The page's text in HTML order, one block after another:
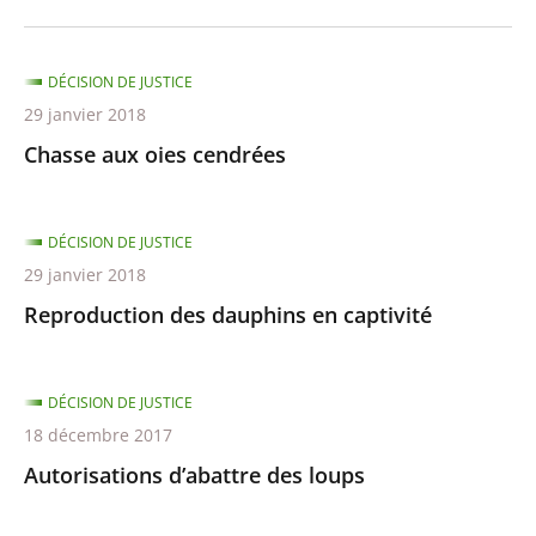
après
avant
Chasse aux oies cendrées
DÉCISION DE JUSTICE
29 janvier 2018
Reproduction des dauphins en captivité
DÉCISION DE JUSTICE
29 janvier 2018
Autorisations d’abattre des loups
DÉCISION DE JUSTICE
18 décembre 2017